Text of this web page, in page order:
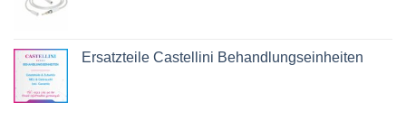
Ersatzteile Castellini Behandlungseinheiten